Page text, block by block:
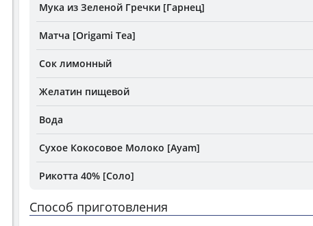
Мука из Зеленой Гречки [Гарнец]
Матча [Origami Tea]
Сок лимонный
Желатин пищевой
Вода
Сухое Кокосовое Молоко [Ayam]
Рикотта 40% [Соло]
Способ приготовления